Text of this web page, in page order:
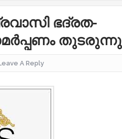
ഭദ്രത-
തുടരുന്നു
A Reply